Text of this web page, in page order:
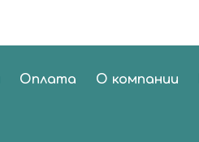
Оплата О компании